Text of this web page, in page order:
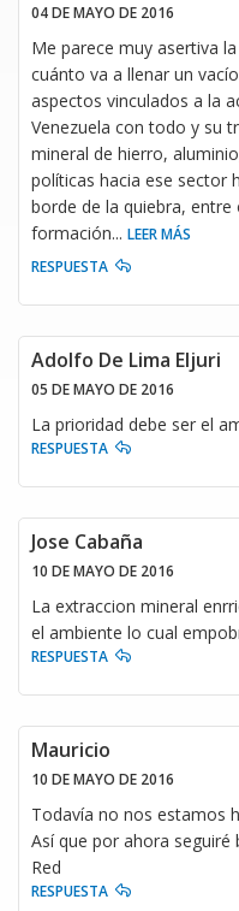
04 DE MAYO DE 2016
Me parece muy asertiva
cuánto va a llenar un
aspectos vinculados a la
Venezuela con todo y su
mineral de hierro,
políticas hacia ese sector
borde de la quiebra, entre
formación... LEER MÁS
RESPUESTA
Adolfo De Lima Eljuri
05 DE MAYO DE 2016
La prioridad debe ser el
RESPUESTA
Jose Cabaña
10 DE MAYO DE 2016
La extraccion mineral
el ambiente lo cual
RESPUESTA
Mauricio
10 DE MAYO DE 2016
Todavía no nos estamos
Así que por ahora seguiré
Red
RESPUESTA